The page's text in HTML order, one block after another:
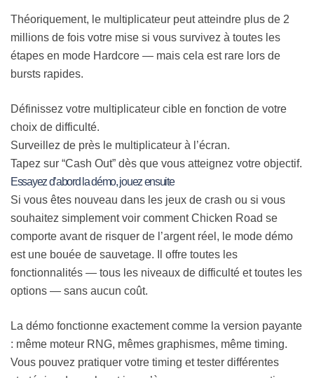
Théoriquement, le multiplicateur peut atteindre plus de 2
millions de fois votre mise si vous survivez à toutes les
étapes en mode Hardcore — mais cela est rare lors de
bursts rapides.
Définissez votre multiplicateur cible en fonction de votre
choix de difficulté.
Surveillez de près le multiplicateur à l’écran.
Tapez sur “Cash Out” dès que vous atteignez votre objectif.
Essayez d’abord la démo, jouez ensuite
Si vous êtes nouveau dans les jeux de crash ou si vous
souhaitez simplement voir comment Chicken Road se
comporte avant de risquer de l’argent réel, le mode démo
est une bouée de sauvetage. Il offre toutes les
fonctionnalités — tous les niveaux de difficulté et toutes les
options — sans aucun coût.
La démo fonctionne exactement comme la version payante
: même moteur RNG, mêmes graphismes, même timing.
Vous pouvez pratiquer votre timing et tester différentes